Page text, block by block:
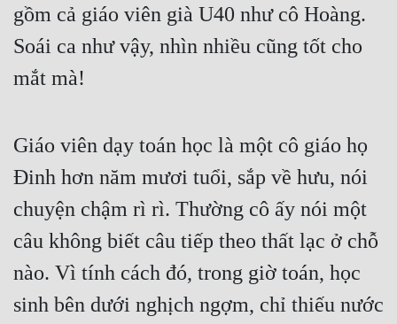
gồm cả giáo viên già U40 như cô Hoàng.
Soái ca như vậy, nhìn nhiều cũng tốt cho
mắt mà!
Giáo viên dạy toán học là một cô giáo họ
Đinh hơn năm mươi tuổi, sắp về hưu, nói
chuyện chậm rì rì. Thường cô ấy nói một
câu không biết câu tiếp theo thất lạc ở chỗ
nào. Vì tính cách đó, trong giờ toán, học
sinh bên dưới nghịch ngợm, chỉ thiếu nước